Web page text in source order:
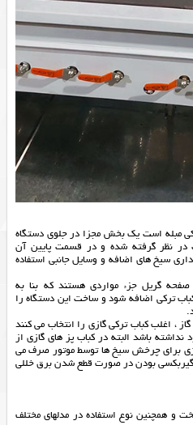
مبله است یک بخش مجزا در جلوی دستگاه
نظر گرفته شده و در قسمت پایین آن
سیخ های اضافه و وسایل جانبی استفاده
گریل جزء مواردی هستند که بنا به
ترکی اضافه شود و ساخت این دستگاه را
، اغلب کباب ترکی گازی را انتخاب می کنند
باشد البته در کباب پز های گازی از
برای چرخش سیخ ها توسط موتور صرف می
گیربکسی بودن در صورت قطع شدن برق خللی
و همچنین نوع استفاده در مدلهای مختلف